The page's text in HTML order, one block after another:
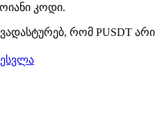
კოდი.
რომ PUSDT